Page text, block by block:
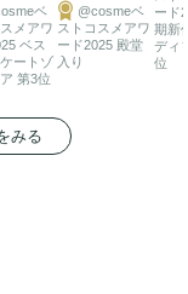
ベ
メアワ
ベス
ケートゾ
第3位
@cosmeベ
ストコスメアワ
ード2025 殿堂
入り
ード
期新
ディ
位
みる